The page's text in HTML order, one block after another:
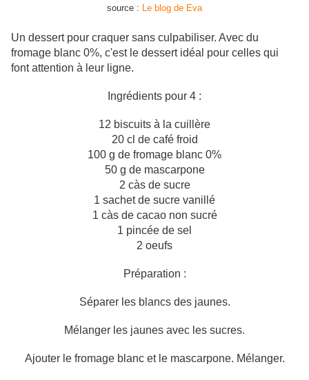
source : Le blog de Eva
Un dessert pour craquer sans culpabiliser. Avec du
fromage blanc 0%, c'est le dessert idéal pour celles qui
font attention à leur ligne.
Ingrédients pour 4 :
12 biscuits à la cuillère
20 cl de café froid
100 g de fromage blanc 0%
50 g de mascarpone
2 càs de sucre
1 sachet de sucre vanillé
1 càs de cacao non sucré
1 pincée de sel
2 oeufs
Préparation :
Séparer les blancs des jaunes.
Mélanger les jaunes avec les sucres.
Ajouter le fromage blanc et le mascarpone. Mélanger.